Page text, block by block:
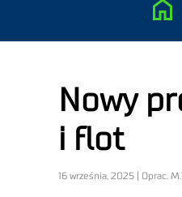
Nowy
i flot
16 września, 2025 | Oprac.